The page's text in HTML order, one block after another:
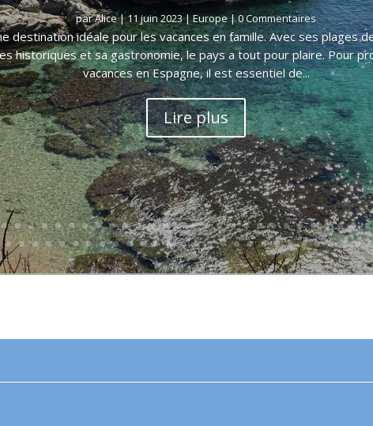
parAlice|11 juin 2023|Europe| 0 Commentaires
destination idéale pour les vacances en famille. Avec ses plages
historiques et sa gastronomie, le pays a tout pour plaire. Pour
vacances en Espagne, il est essentiel de...
Lire plus